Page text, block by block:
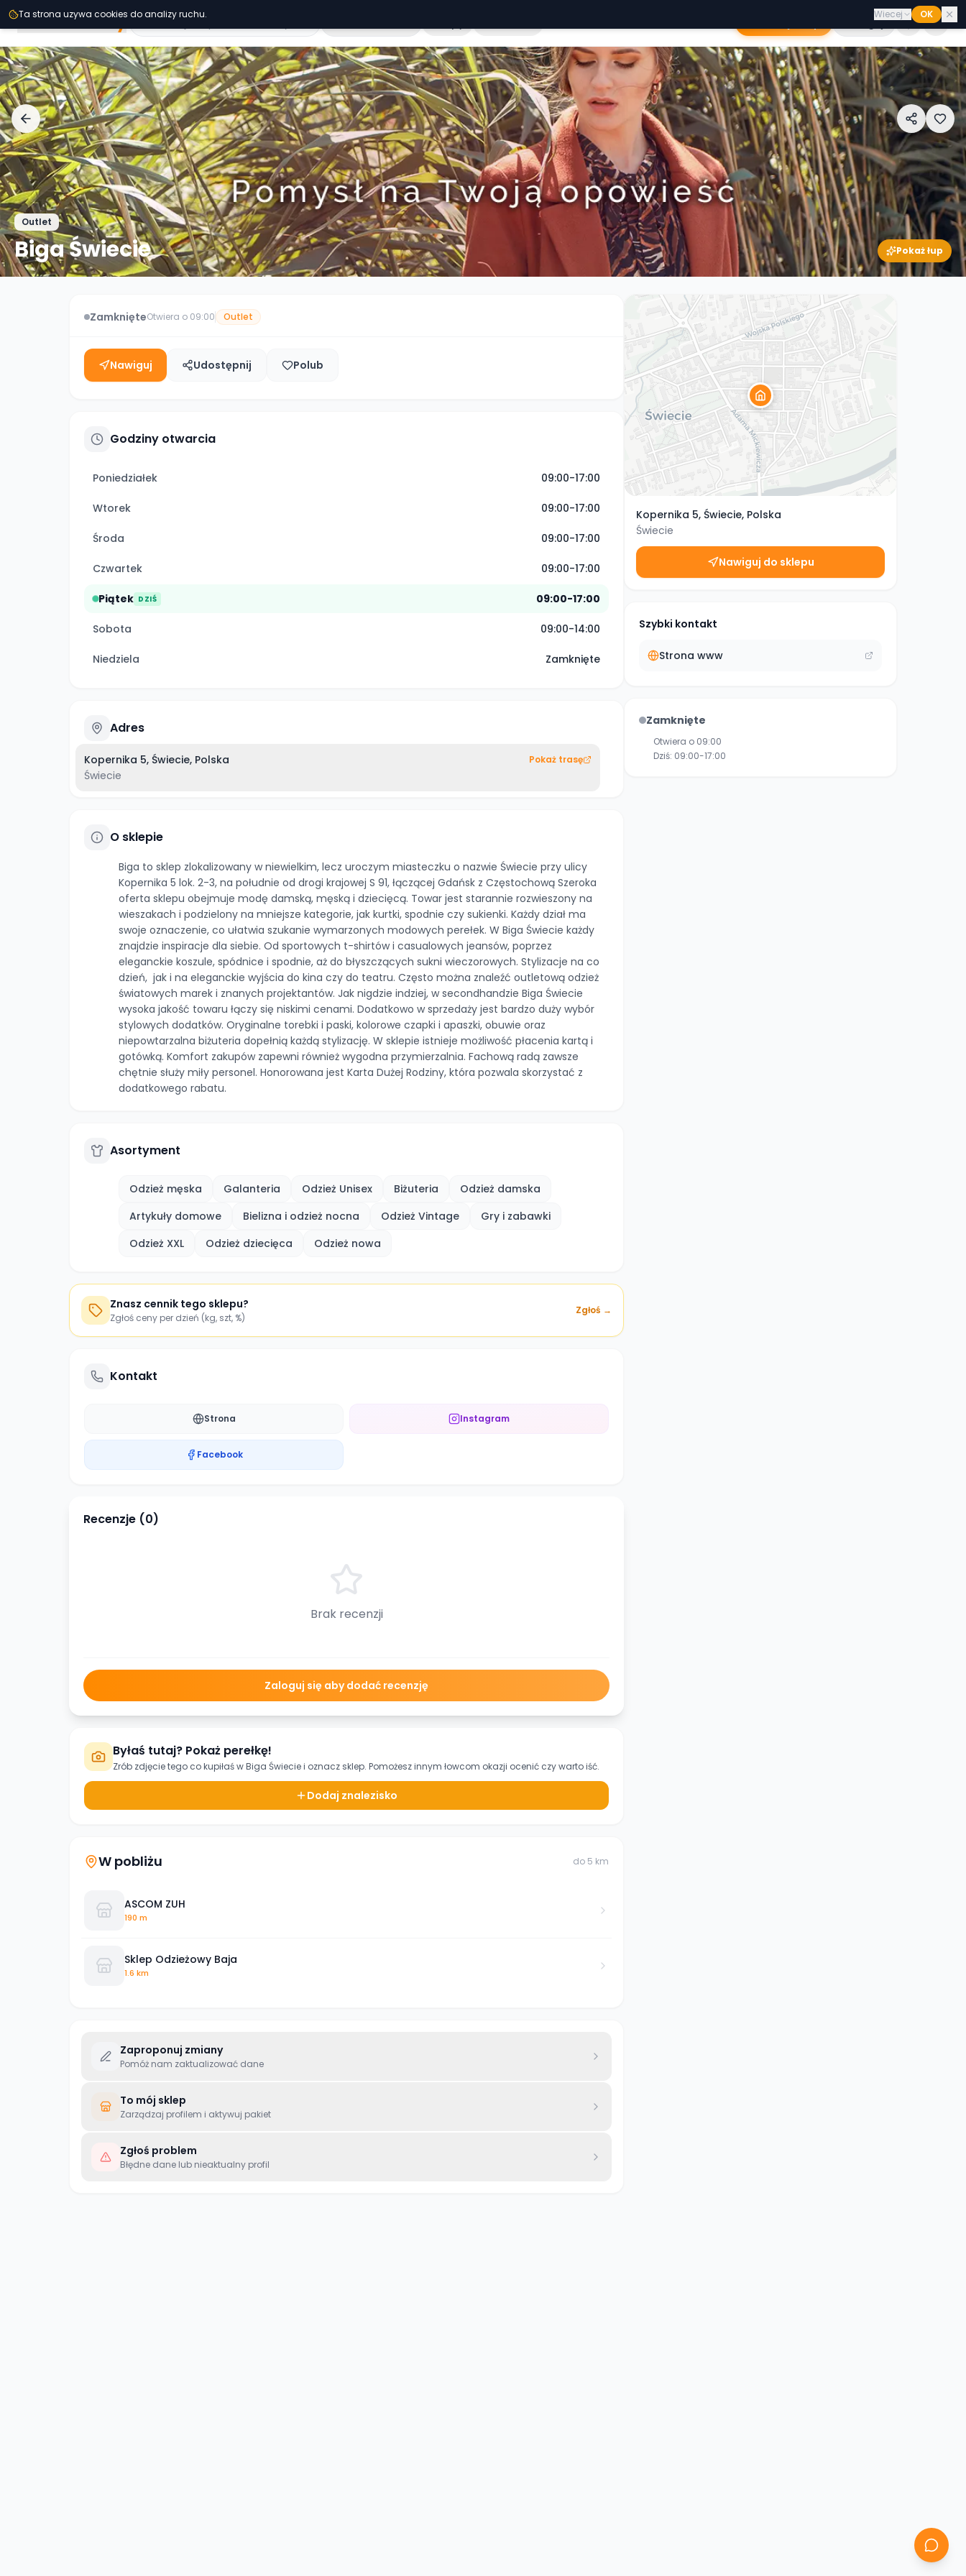
Przejdz do tresci
SecondHandy Zaloguj
Outlet
Biga Świecie Pokaż łup
ZamknięteOtwiera o 09:00 Outlet
Nawiguj Udostępnij Polub
Godziny otwarcia
Poniedziałek 09:00-17:00
Wtorek 09:00-17:00
Środa 09:00-17:00
Czwartek 09:00-17:00
Piątek DZIŚ 09:00-17:00
Sobota 09:00-14:00
Niedziela Zamknięte
Adres
Kopernika 5, Świecie, Polska
Świecie
Pokaż trasę
O sklepie
Biga to sklep zlokalizowany w niewielkim, lecz uroczym miasteczku o nazwie Świecie przy ulicy
Kopernika 5 lok. 2-3, na południe od drogi krajowej S 91, łączącej Gdańsk z Częstochową Szeroka
oferta sklepu obejmuje modę damską, męską i dziecięcą. Towar jest starannie rozwieszony na
wieszakach i podzielony na mniejsze kategorie, jak kurtki, spodnie czy sukienki. Każdy dział ma
swoje oznaczenie, co ułatwia szukanie wymarzonych modowych perełek. W Biga Świecie każdy
znajdzie inspiracje dla siebie. Od sportowych t-shirtów i casualowych jeansów, poprzez
eleganckie koszule, spódnice i spodnie, aż do błyszczących sukni wieczorowych. Stylizacje na co
dzień, jak i na eleganckie wyjścia do kina czy do teatru. Często można znaleźć outletową odzież
światowych marek i znanych projektantów. Jak nigdzie indziej, w secondhandzie Biga Świecie
wysoka jakość towaru łączy się niskimi cenami. Dodatkowo w sprzedaży jest bardzo duży wybór
stylowych dodatków. Oryginalne torebki i paski, kolorowe czapki i apaszki, obuwie oraz
niepowtarzalna biżuteria dopełnią każdą stylizację. W sklepie istnieje możliwość płacenia kartą i
gotówką. Komfort zakupów zapewni również wygodna przymierzalnia. Fachową radą zawsze
chętnie służy miły personel. Honorowana jest Karta Dużej Rodziny, która pozwala skorzystać z
dodatkowego rabatu.
Asortyment
Odzież męska Galanteria Odzież Unisex Biżuteria
Odzież damska
Artykuły domowe
Bielizna i odzież nocna Odzież Vintage
Gry i zabawki
Odzież XXL
Odzież dziecięca Odzież nowa
Znasz cennik tego sklepu?
Zgłoś ceny per dzień (kg, szt, %)
Zgłoś →
Kontakt
Strona Instagram
Facebook
Recenzje (0)
Brak recenzji
Zaloguj się aby dodać recenzję
Byłaś tutaj? Pokaż perełkę!
Zrób zdjęcie tego co kupiłaś wBiga Świeciei oznacz sklep. Pomożesz innym łowcom okazji ocenić czy warto iść.
Dodaj znalezisko
W pobliżu do 5 km
ASCOM ZUH
190 m
Sklep Odzieżowy Baja
1.6 km
Zaproponuj zmiany
Pomóż nam zaktualizować dane
To mój sklep
Zarządzaj profilem i aktywuj pakiet
Zgłoś problem
Błędne dane lub nieaktualny profil
Kopernika 5, Świecie, Polska
Świecie
Nawiguj do sklepu
Szybki kontakt
Strona www
Zamknięte
Otwiera o 09:00
Dziś: 09:00-17:00
Ta strona uzywa cookies do analizy ruchu. Wiecej OK